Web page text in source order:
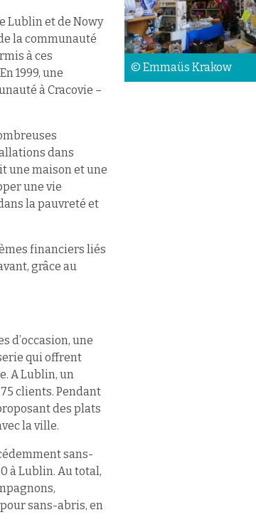
Lublin et de Nowy
la communauté
à ces
1999, une
à Cracovie –
dans
une maison et une
une vie
la pauvreté et
financiers liés
grâce au
d’occasion, une
qui offrent
A Lublin, un
clients. Pendant
des plats
la ville.
sans-
à Lublin. Au total,
sans-abris, en
© Emmaüs Krakow